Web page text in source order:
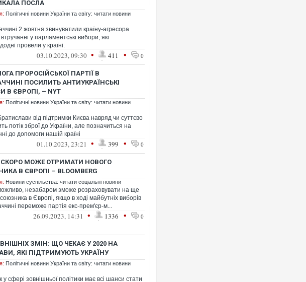
ПОСЛА
Політичні новини України та світу: читати новини
2 жовтня звинуватили країну-агресора
втручанні у парламентські вибори, які
провели у країні.
03.10.2023, 09:30 • 411 • 0
ПРОРОСІЙСЬКОЇ ПАРТІЇ В
ПОСИЛИТЬ АНТИУКРАЇНСЬКІ
В ЄВРОПІ, – NYT
Політичні новини України та світу: читати новини
від підтримки Києва навряд чи суттєво
потік зброї до України, але позначиться на
до допомоги нашій країні
01.10.2023, 23:21 • 399 • 0
СКОРО МОЖЕ ОТРИМАТИ НОВОГО
В ЄВРОПІ – BLOOMBERG
Новини суспільства: читати соціальні новини
незабаром зможе розраховувати на ще
в Європі, якщо в ході майбутніх виборів
переможе партія екс-прем'єр-м...
26.09.2023, 14:31 • 1336 • 0
ЗМІН: ЩО ЧЕКАЄ У 2020 НА
ЯКІ ПІДТРИМУЮТЬ УКРАЇНУ
Політичні новини України та світу: читати новини
у сфері зовнішньої політики має всі шанси стати